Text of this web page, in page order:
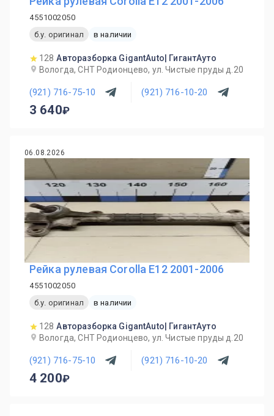
4551002050
б.у. оригинал
в наличии
128 Авторазборка GigantAuto| ГигантАуто
Вологда, СНТ Родионцево, ул. Чистые пруды д.20
(921) 716-75-10 (921) 716-10-20
3 640
06.08.2026
Рейка рулевая Corolla E12 2001-2006
4551002050
б.у. оригинал
в наличии
128 Авторазборка GigantAuto| ГигантАуто
Вологда, СНТ Родионцево, ул. Чистые пруды д.20
(921) 716-75-10 (921) 716-10-20
4 200